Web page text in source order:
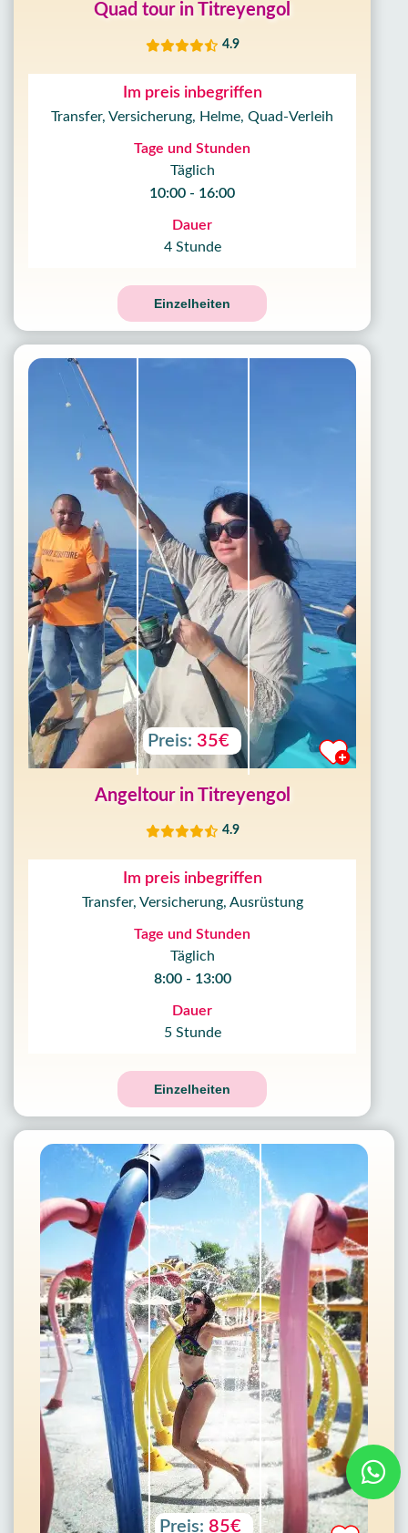
Quad tour in Titreyengol
4.9
Im preis inbegriffen
Transfer, Versicherung, Helme, Quad-Verleih
Tage und Stunden
Täglich
10:00 - 16:00
Dauer
4 Stunde
Einzelheiten
Preis: 35€
Angeltour in Titreyengol
4.9
Im preis inbegriffen
Transfer, Versicherung, Ausrüstung
Tage und Stunden
Täglich
8:00 - 13:00
Dauer
5 Stunde
Einzelheiten
Preis: 85€